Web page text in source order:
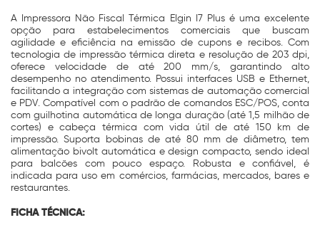
A Impressora Não Fiscal Térmica Elgin I7 Plus é uma excelente
opção para estabelecimentos comerciais que buscam
agilidade e eficiência na emissão de cupons e recibos. Com
tecnologia de impressão térmica direta e resolução de 203 dpi,
oferece velocidade de até 200 mm/s, garantindo alto
desempenho no atendimento. Possui interfaces USB e Ethernet,
facilitando a integração com sistemas de automação comercial
e PDV. Compatível com o padrão de comandos ESC/POS, conta
com guilhotina automática de longa duração (até 1,5 milhão de
cortes) e cabeça térmica com vida útil de até 150 km de
impressão. Suporta bobinas de até 80 mm de diâmetro, tem
alimentação bivolt automática e design compacto, sendo ideal
para balcões com pouco espaço. Robusta e confiável, é
indicada para uso em comércios, farmácias, mercados, bares e
restaurantes.
FICHA TÉCNICA: